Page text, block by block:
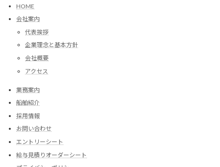
HOME
会社案内
代表挨拶
企業理念と基本方針
会社概要
アクセス
業務案内
船舶紹介
採用情報
お問い合わせ
エントリーシート
給与見積りオーダーシート